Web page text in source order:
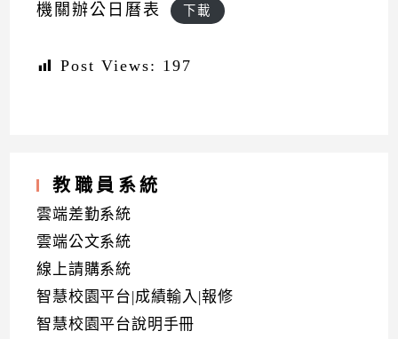
機關辦公日曆表
下載
Post Views: 197
教職員系統
雲端差勤系統
雲端公文系統
線上請購系統
智慧校園平台|成績輸入|報修
智慧校園平台說明手冊